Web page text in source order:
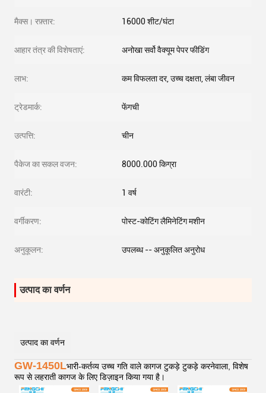
मैक्स। रफ़्तार: 16000 शीट/घंटा
आहार तंत्र की विशेषताएं: अनोखा सर्वो वैक्यूम पेपर फीडिंग
लाभ: कम विफलता दर, उच्च दक्षता, लंबा जीवन
ट्रेडमार्क: फेंगची
उत्पत्ति: चीन
पैकेज का सकल वजन: 8000.000 किग्रा
वारंटी: 1 वर्ष
वर्गीकरण: पोस्ट-कोटिंग लैमिनेटिंग मशीन
अनुकूलन: उपलब्ध -- अनुकूलित अनुरोध
उत्पाद का वर्णन
उत्पाद का वर्णन
GW-1450Lभारी-कर्तव्य उच्च गति वाले कागज टुकड़े टुकड़े करनेवाला, विशेष
रूप से लहराती कागज के लिए डिज़ाइन किया गया है।